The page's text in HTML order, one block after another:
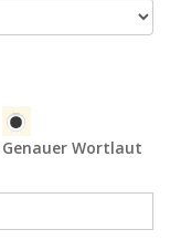
Genauer Wortlaut